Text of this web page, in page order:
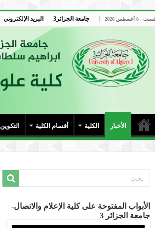
السبت , 8 أغسطس 2026 جامعة الجزائر3 البريد الإلكتروني
الأخبار الكلية أقسام الكلية التكوين
الأبواب المفتوحة على كلية الإعلام والاتصال-
جامعة الجزائر 3